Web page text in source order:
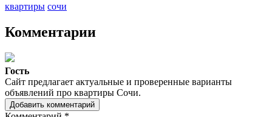
квартиры сочи
Комментарии
Гость
Сайт предлагает актуальные и проверенные варианты
объявлений про квартиры Сочи.
Добавить комментарий